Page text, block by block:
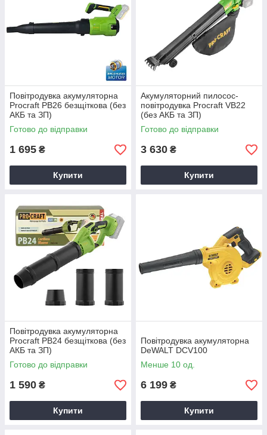
Повітродувка акумуляторна
Procraft PB26 безщіткова (без
АКБ та ЗП)
Готово до відправки
1 695 ₴
Купити
Акумуляторний пилосос-
повітродувка Procraft VB22
(без АКБ та ЗП)
Готово до відправки
3 630 ₴
Купити
Повітродувка акумуляторна
Procraft PB24 безщіткова (без
АКБ та ЗП)
Готово до відправки
1 590 ₴
Купити
Повітродувка акумуляторна
DeWALT DCV100
Менше 10 од.
6 199 ₴
Купити